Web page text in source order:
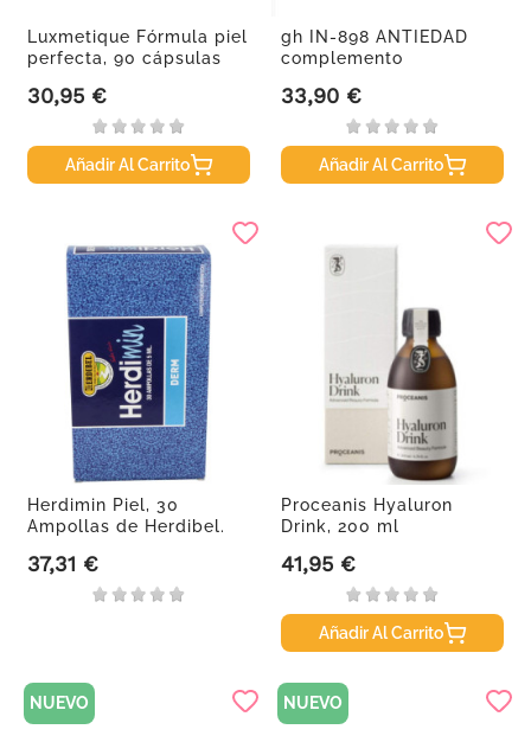
Luxmetique Fórmula piel
perfecta, 90 cápsulas
Precio
30,95 €
Añadir Al Carrito
gh IN-898 ANTIEDAD
complemento
Precio
33,90 €
Añadir Al Carrito
Herdimin Piel, 30
Ampollas de Herdibel.
Precio
37,31 €
Proceanis Hyaluron
Drink, 200 ml
Precio
41,95 €
Añadir Al Carrito
NUEVO NUEVO